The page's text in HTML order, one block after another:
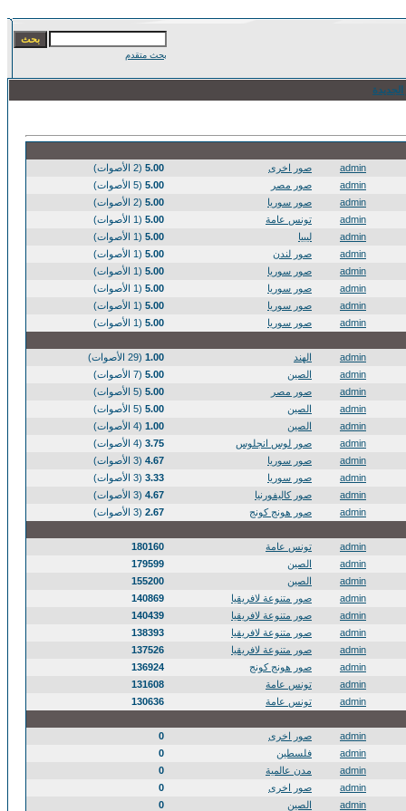
بحث متقدم
admin صور اخرى 5.00 (2 الأصوات)
admin
صور مصر 5.00 (5 الأصوات)
admin
صور سوريا 5.00 (2 الأصوات)
admin
تونس عامة 5.00 (1 الأصوات)
admin
ليبيا 5.00 (1 الأصوات)
admin
صور لندن 5.00 (1 الأصوات)
admin
صور سوريا 5.00 (1 الأصوات)
admin
صور سوريا 5.00 (1 الأصوات)
admin
صور سوريا 5.00 (1 الأصوات)
admin
صور سوريا 5.00 (1 الأصوات)
admin الهند 1.00 (29 الأصوات)
admin
الصين 5.00 (7 الأصوات)
admin
صور مصر 5.00 (5 الأصوات)
admin
الصين 5.00 (5 الأصوات)
admin
الصين 1.00 (4 الأصوات)
admin
صور لوس انجلوس 3.75 (4 الأصوات)
admin
صور سوريا 4.67 (3 الأصوات)
admin
صور سوريا 3.33 (3 الأصوات)
admin
صور كاليفورنيا 4.67 (3 الأصوات)
admin
صور هونج كونج 2.67 (3 الأصوات)
admin تونس عامة
180160
admin
الصين
179599
admin
الصين
155200
admin
صور متنوعة لافريقيا
140869
admin
صور متنوعة لافريقيا
140439
admin
صور متنوعة لافريقيا
138393
admin
صور متنوعة لافريقيا
137526
admin
صور هونج كونج
136924
admin
تونس عامة
131608
admin
تونس عامة 130636
admin صور اخرى
0
admin
فلسطين
0
admin
مدن عالمية
0
admin
صور اخرى
0
admin
الصين
0